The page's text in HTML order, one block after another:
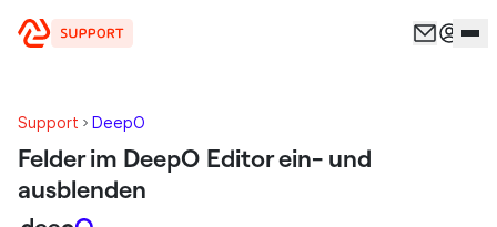
Support DeepO
Felder im DeepO Editor ein- und
ausblenden